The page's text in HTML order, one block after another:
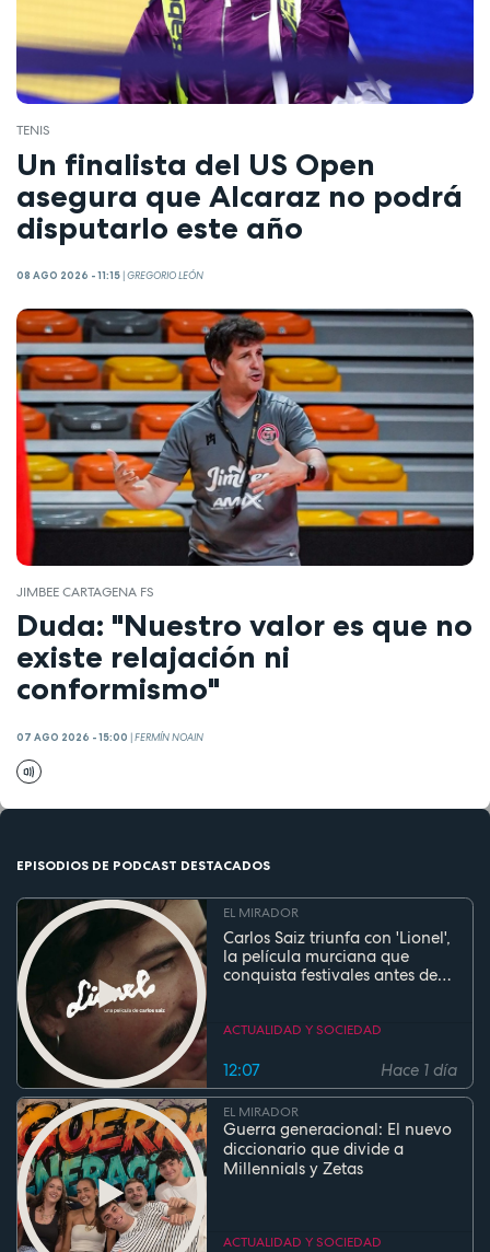
TENIS
Un finalista del US Open
asegura que Alcaraz no podrá
disputarlo este año
08 AGO 2026 - 11:15 |GREGORIO LEÓN
JIMBEE CARTAGENA FS
Duda: "Nuestro valor es que no
existe relajación ni
conformismo"
07 AGO 2026 - 15:00 |FERMÍN NOAIN
EPISODIOS DE PODCAST DESTACADOS
EL MIRADOR
Carlos Saiz triunfa con 'Lionel',
la película murciana que
conquista festivales antes de
ACTUALIDAD Y SOCIEDAD
12:07 Hace 1 día
EL MIRADOR
Guerra generacional: El nuevo
diccionario que divide a
Millennials y Zetas
ACTUALIDAD Y SOCIEDAD